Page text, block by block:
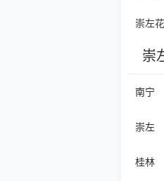
崇左
崇
南宁
崇左
桂林